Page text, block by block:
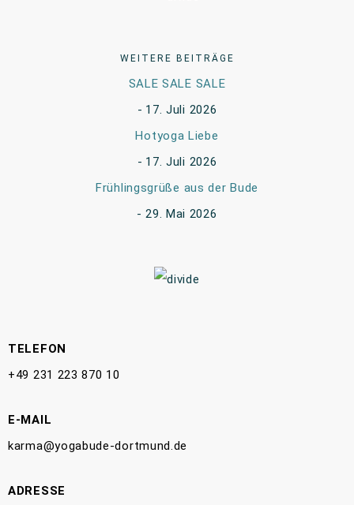
WEITERE BEITRÄGE
SALE SALE SALE
17. Juli 2026
Hotyoga Liebe
17. Juli 2026
Frühlingsgrüße aus der Bude
29. Mai 2026
TELEFON
+49 231 223 870 10
E-MAIL
karma@yogabude-dortmund.de
ADRESSE